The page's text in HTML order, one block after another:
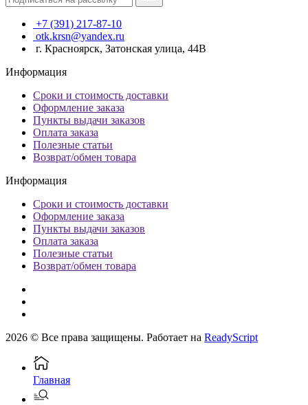
+7 (391) 217-87-10
otk.krsn@yandex.ru
г. Красноярск, Затонская улица, 44В
Информация
Сроки и стоимость доставки
Оформление заказа
Пункты выдачи заказов
Оплата заказа
Полезные статьи
Возврат/обмен товара
Информация
Сроки и стоимость доставки
Оформление заказа
Пункты выдачи заказов
Оплата заказа
Полезные статьи
Возврат/обмен товара
2026 © Все права защищены. Работает на ReadyScript
Главная